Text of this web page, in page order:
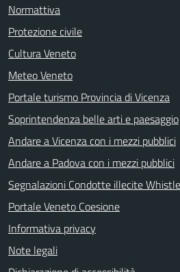
Normattiva
Protezione civile
Cultura Veneto
Meteo Veneto
Portale turismo Provincia di Vicenza
Soprintendenza belle arti e paesaggio
Andare a Vicenza con i mezzi pubblici
Andare a Padova con i mezzi pubblici
Segnalazioni Condotte illecite
Portale Veneto Coesione
Informativa privacy
Note legali